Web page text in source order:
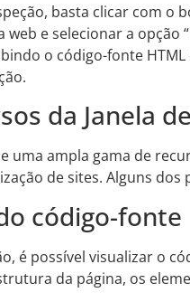
basta clicar com
e selecionar a opção
o código-fonte
da Janela
uma ampla gama de
de sites. Alguns
código-fonte
é possível visualizar o
da página, os